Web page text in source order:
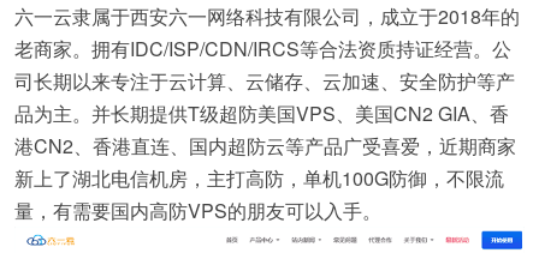
六一云隶属于西安六一网络科技有限公司，成立于2018年的
老商家。拥有IDC/ISP/CDN/IRCS等合法资质持证经营。公
司长期以来专注于云计算、云储存、云加速、安全防护等产
品为主。并长期提供T级超防美国VPS、美国CN2 GIA、香
港CN2、香港直连、国内超防云等产品广受喜爱，近期商家
新上了湖北电信机房，主打高防，单机100G防御，不限流
量，有需要国内高防VPS的朋友可以入手。